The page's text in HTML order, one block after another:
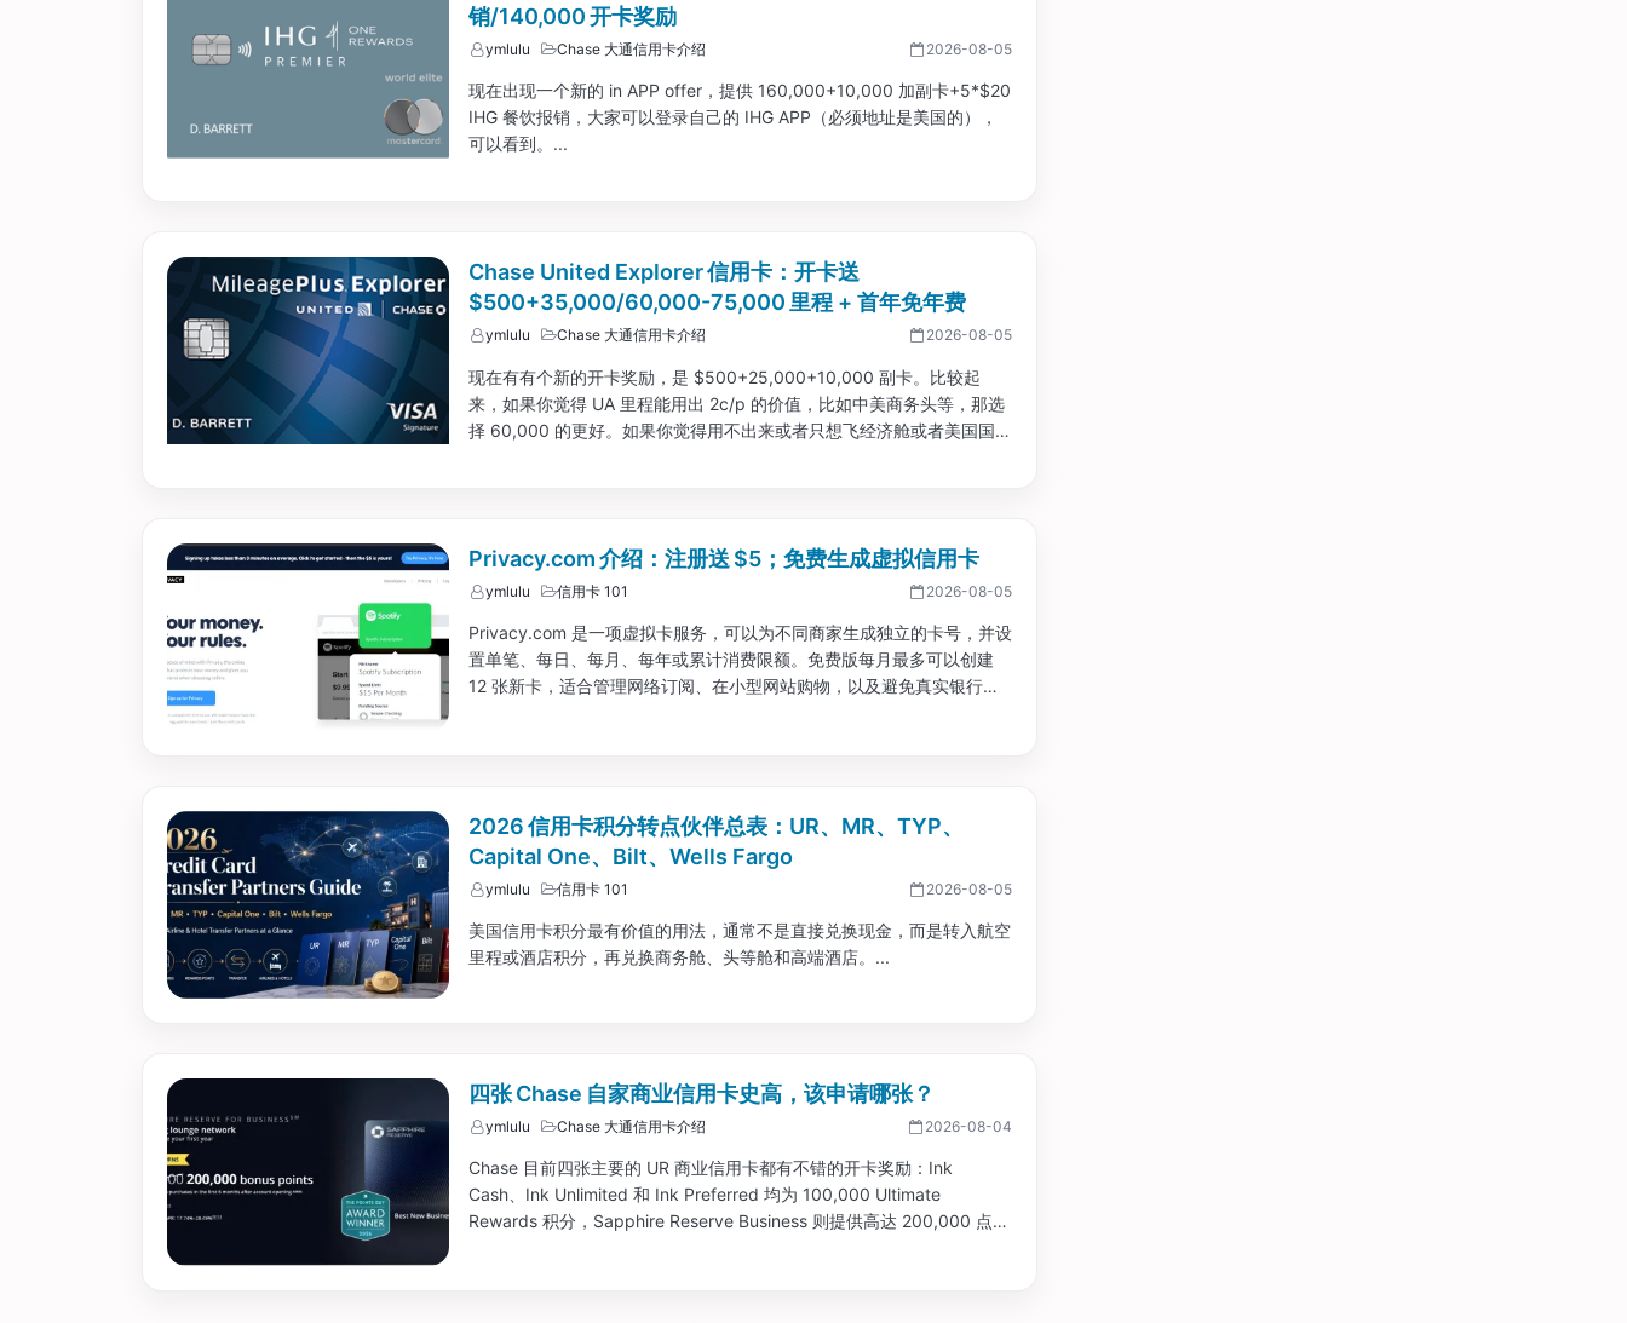
销/140,000 开卡奖励
ymlulu Chase 大通信用卡介绍 2026-08-05
现在出现一个新的 in APP offer，提供 160,000+10,000 加副卡+5*$20
IHG 餐饮报销，大家可以登录自己的 IHG APP（必须地址是美国的），
可以看到。...
Chase United Explorer 信用卡：开卡送
$500+35,000/60,000-75,000 里程 + 首年免年费
ymlulu Chase 大通信用卡介绍 2026-08-05
现在有有个新的开卡奖励，是 $500+25,000+10,000 副卡。比较起
来，如果你觉得 UA 里程能用出 2c/p 的价值，比如中美商务头等，那选
择 60,000 的更好。如果你觉得用不出来或者只想飞经济舱或者美国国
Privacy.com 介绍：注册送 $5；免费生成虚拟信用卡
ymlulu 信用卡 101 2026-08-05
Privacy.com 是一项虚拟卡服务，可以为不同商家生成独立的卡号，并设
置单笔、每日、每月、每年或累计消费限额。免费版每月最多可以创建
12 张新卡，适合管理网络订阅、在小型网站购物，以及避免真实银行卡
2026 信用卡积分转点伙伴总表：UR、MR、TYP、
Capital One、Bilt、Wells Fargo
ymlulu 信用卡 101 2026-08-05
美国信用卡积分最有价值的用法，通常不是直接兑换现金，而是转入航空
里程或酒店积分，再兑换商务舱、头等舱和高端酒店。...
四张 Chase 自家商业信用卡史高，该申请哪张？
ymlulu Chase 大通信用卡介绍 2026-08-04
Chase 目前四张主要的 UR 商业信用卡都有不错的开卡奖励：Ink
Cash、Ink Unlimited 和 Ink Preferred 均为 100,000 Ultimate
Rewards 积分，Sapphire Reserve Business 则提供高达 200,000 点的